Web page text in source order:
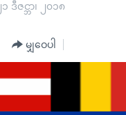
၂၁ ဒီဇင္ဘာ၊ ၂၀၁၈
မျှဝေပါ